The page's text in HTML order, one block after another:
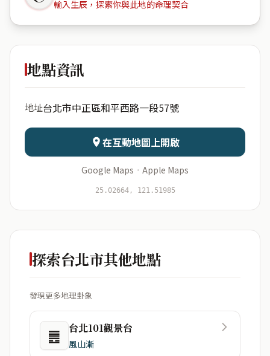
輸入生辰，探索你與此地的命理契合
中正香榭
日期 出生時辰
資料僅用於即時分析，不會儲存於伺服器
地點資訊
地址台北市中正區和平西路一段57號
在互動地圖上開啟
Google Maps · Apple Maps
25.02664, 121.51985
探索台北市其他地點
發現更多地理卦象
䷌ 台北101觀景台
風山漸